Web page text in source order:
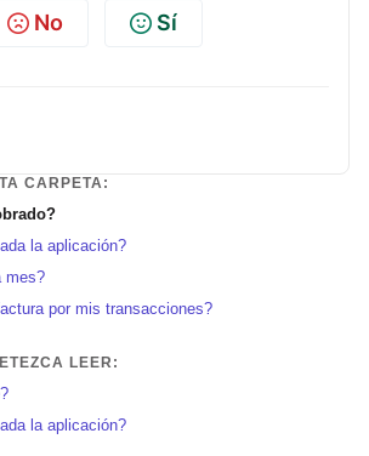
No Sí
CARPETA:
la aplicación?
mes?
por mis transacciones?
LEER:
la aplicación?